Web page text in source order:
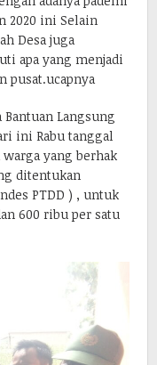
2020 ini Selain
Desa juga
apa yang menjadi
pusat.ucapnya
Bantuan Langsung
ini Rabu tanggal
yang berhak
ditentukan
PTDD ) , untuk
600 ribu per satu